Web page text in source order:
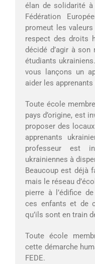
élan de solidarité à
Fédération
promeut les
respect des droits
décidé d’agir à
étudiants
vous lançons un
aider les
Toute école
pays d’origine, est
proposer des
apprenants
professeur est
ukrainiennes à
Beaucoup est déjà
mais le réseau
pierre à l’édifice
ces enfants et de
qu’ils sont en train
Toute école
cette démarche
FEDE.